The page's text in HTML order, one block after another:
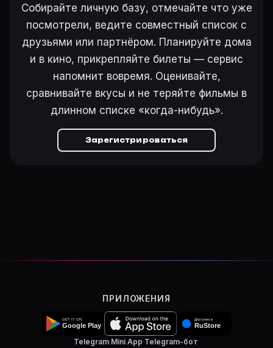
Собирайте личную базу, отмечайте что уже
посмотрели, ведите совместный список с
друзьями или партнёром. Планируйте дома
и в кино, прикрепляйте билеты — сервис
напомнит вовремя. Оценивайте,
сравнивайте вкусы и не теряйте фильмы в
длинном списке «когда-нибудь».
Зарегистрироваться
ПРИЛОЖЕНИЯ
Telegram Mini App·Telegram-бот·